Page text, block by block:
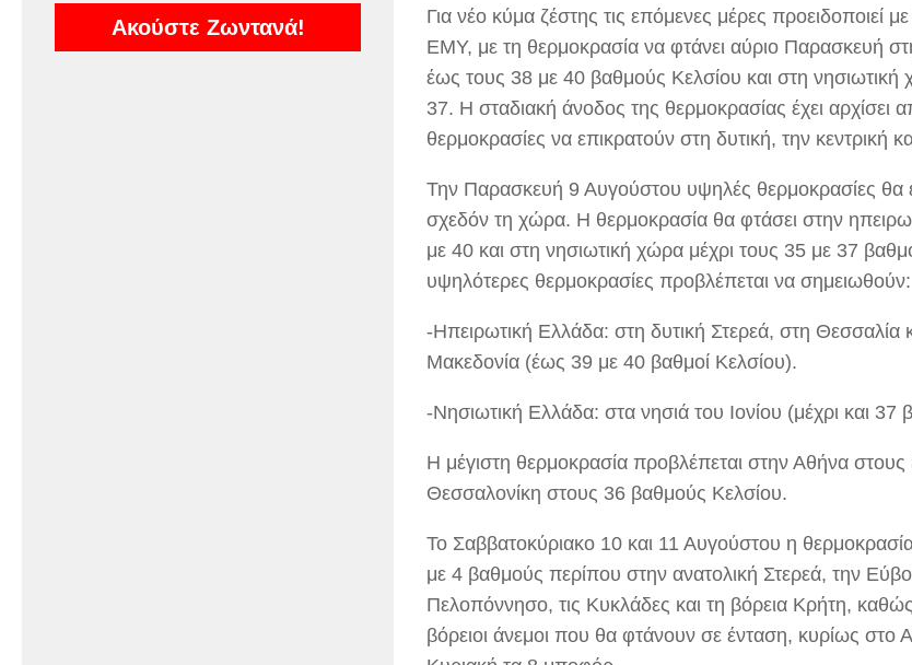
Για νέο κύμα ζέστης τις επόμενες μέρες προειδοποιεί
ΕΜΥ, με τη θερμοκρασία να φτάνει αύριο Παρασκευή
έως τους 38 με 40 βαθμούς Κελσίου και στη νησιωτική
37. Η σταδιακή άνοδος της θερμοκρασίας έχει αρχίσει
θερμοκρασίες να επικρατούν στη δυτική, την κεντρική
Την Παρασκευή 9 Αυγούστου υψηλές θερμοκρασίες θα
σχεδόν τη χώρα. Η θερμοκρασία θα φτάσει στην
με 40 και στη νησιωτική χώρα μέχρι τους 35 με 37
υψηλότερες θερμοκρασίες προβλέπεται να σημειωθούν:
-Ηπειρωτική Ελλάδα: στη δυτική Στερεά, στη Θεσσαλία
Μακεδονία (έως 39 με 40 βαθμοί Κελσίου).
-Νησιωτική Ελλάδα: στα νησιά του Ιονίου (μέχρι και 37
Η μέγιστη θερμοκρασία προβλέπεται στην Αθήνα
Θεσσαλονίκη στους 36 βαθμούς Κελσίου.
Το Σαββατοκύριακο 10 και 11 Αυγούστου η
με 4 βαθμούς περίπου στην ανατολική Στερεά, την
Πελοπόννησο, τις Κυκλάδες και τη βόρεια Κρήτη,
βόρειοι άνεμοι που θα φτάνουν σε ένταση, κυρίως στο
Ακούστε Ζωντανά!